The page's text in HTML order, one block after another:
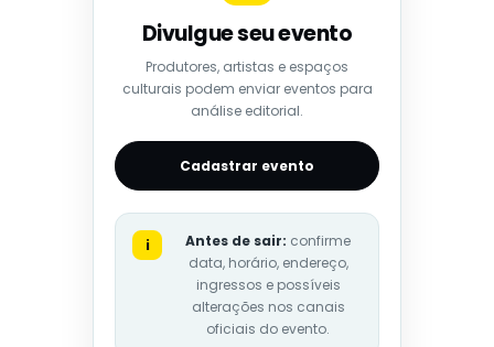
Divulgue seu evento
Produtores, artistas e espaços
culturais podem enviar eventos para
análise editorial.
Cadastrar evento
i Antes de sair: confirme
data, horário, endereço,
ingressos e possíveis
alterações nos canais
oficiais do evento.